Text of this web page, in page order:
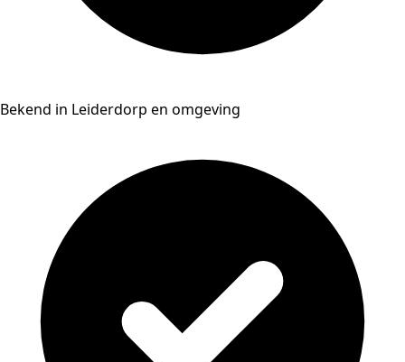
Bekend in Leiderdorp en omgeving